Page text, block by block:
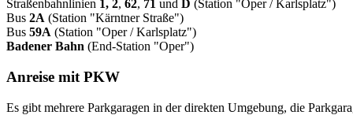
Straßenbahnlinien 1, 2, 62, 71 und D (Station "Oper / Karlsplatz")
Bus 2A (Station "Kärntner Straße")
Bus 59A (Station "Oper / Karlsplatz")
Badener Bahn (End-Station "Oper")
Anreise mit PKW
Es gibt mehrere Parkgaragen in der direkten Umgebung, die